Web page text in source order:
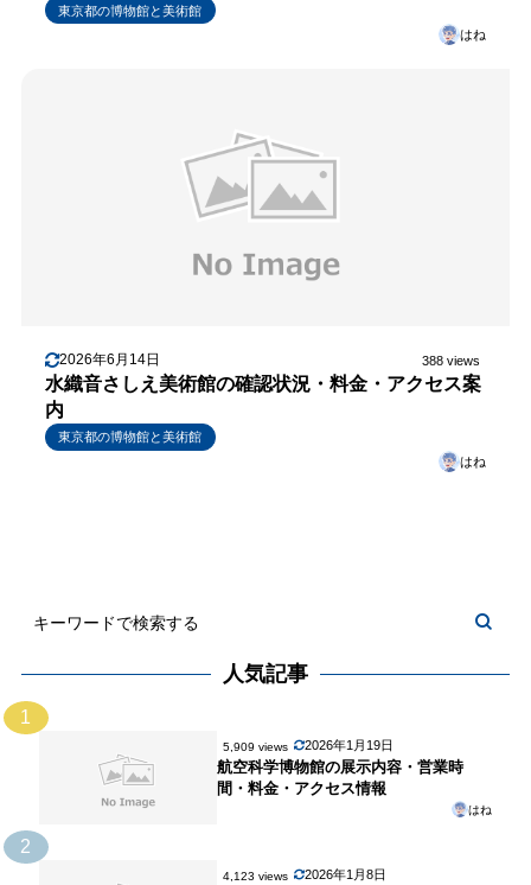
東京都の博物館と美術館
はね
2026年6月14日 388 views
水織音さしえ美術館の確認状況・料金・アクセス案
内
東京都の博物館と美術館
はね
人気記事
1
5,909 views 2026年1月19日
航空科学博物館の展示内容・営業時
間・料金・アクセス情報
はね
2
4,123 views 2026年1月8日